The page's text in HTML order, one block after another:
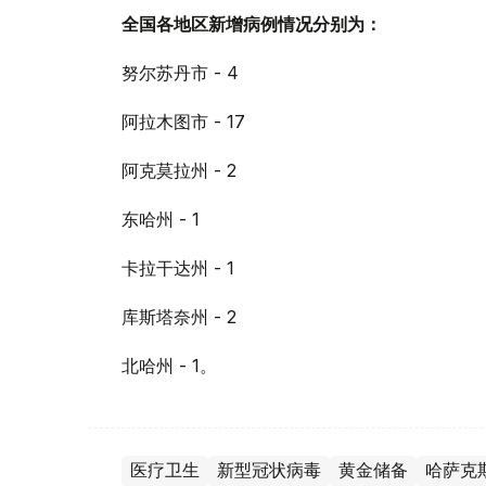
全国各地区新增病例情况分别为：
努尔苏丹市 - 4
阿拉木图市 - 17
阿克莫拉州 - 2
东哈州 - 1
卡拉干达州 - 1
库斯塔奈州 - 2
北哈州 - 1。
医疗卫生 新型冠状病毒 黄金储备 哈萨克